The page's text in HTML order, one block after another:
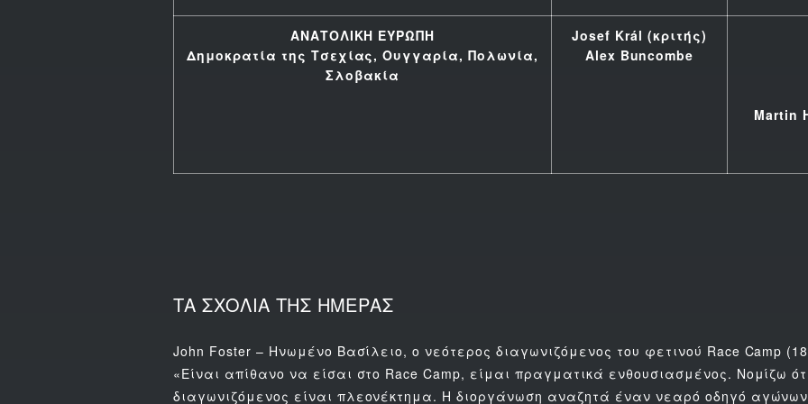
ΑΝΑΤΟΛΙΚΗ ΕΥΡΩΠΗ
Δημοκρατία της Τσεχίας, Ουγγαρία, Πολωνία,
Σλοβακία
Josef Král (κριτής)
Alex Buncombe
Martin
ΤΑ ΣΧΟΛΙΑ ΤΗΣ ΗΜΕΡΑΣ
John Foster – Ηνωμένο Βασίλειο, ο νεότερος διαγωνιζόμενος του φετινού Race Camp
«Είναι απίθανο να είσαι στο Race Camp, είμαι πραγματικά ενθουσιασμένος. Νομίζω
διαγωνιζόμενος είναι πλεονέκτημα. Η διοργάνωση αναζητά έναν νεαρό οδηγό